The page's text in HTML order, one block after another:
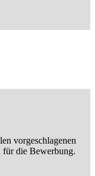
vorgeschlagenen
für die Bewerbung.